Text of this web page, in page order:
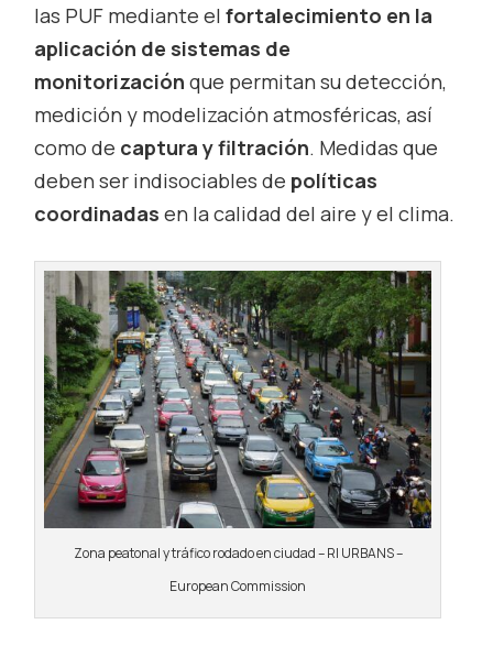
las PUF mediante elfortalecimiento en la
aplicación de sistemas de
monitorización que permitan su detección,
medición y modelización atmosféricas, así
como de captura y filtración. Medidas que
deben ser indisociables de políticas
coordinadas en la calidad del aire y el clima.
Zona peatonal y tráfico rodado en ciudad – RI URBANS –
European Commission